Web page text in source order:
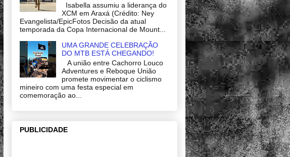
Isabella assumiu a liderança do
XCM em Araxá (Crédito: Ney
Evangelista/EpicFotos Decisão da atual
temporada da Copa Internacional de Mount...
UMA GRANDE CELEBRAÇÃO
DO MTB ESTÁ CHEGANDO!
A união entre Cachorro Louco
Adventures e Reboque União
promete movimentar o ciclismo
mineiro com uma festa especial em
comemoração ao...
PUBLICIDADE